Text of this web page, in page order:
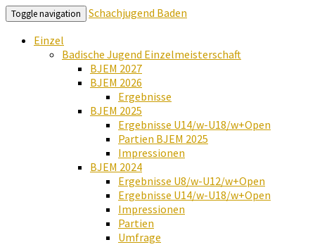
Toggle navigation
Schachjugend Baden
Einzel
Badische Jugend Einzelmeisterschaft
BJEM 2027
BJEM 2026
Ergebnisse
BJEM 2025
Ergebnisse U14/w-U18/w+Open
Partien BJEM 2025
Impressionen
BJEM 2024
Ergebnisse U8/w-U12/w+Open
Ergebnisse U14/w-U18/w+Open
Impressionen
Partien
Umfrage